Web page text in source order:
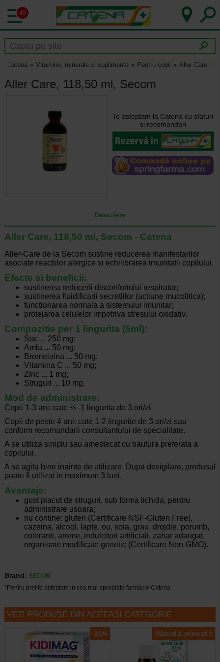
40
Catena Vitamine, minerale si suplimente Pentru copii Aller Care,
Aller Care, 118,50 ml, Secom
Te asteptam la Catena cu sfaturi
si recomandari
Descriere
Aller Care, 118,50 ml, Secom - Catena
Aller-Care de la Secom sustine reducerea manifestarilor
asociate reactiilor alergice si echilibrarea imunitatii copilului.
Efecte si beneficii:
sustinerea reducerii disconfortului respirator;
sustinerea fluidificarii secretiilor (actiune mucolitica);
functionarea normala a sistemului imunitar;
protejarea celulelor impotriva stresului oxidativ.
Compozitie per 1 lingurita (5ml):
Soc ... 250 mg;
Amla ... 50 mg;
Bromelaina ... 50 mg;
Vitamina C ... 50 mg;
Zinc ... 1 mg;
Struguri ... 10 mg.
Mod de administrare:
Copii 1-3 ani: cate ½ -1 lingurita de 3 ori/zi,
Copii de peste 4 ani: cate 1-2 lingurite de 3 ori/zi sau
conform recomandarii consultantului de specialitate.
A se utiliza simplu sau amestecat cu bautura preferata a
copilului.
A se agita bine inainte de utilizare. Dupa desigilare, produsul
poate fi utilizat in maximum 3 luni.
Avantaje:
gust placut de struguri, sub forma lichida, pentru
administrare usoara;
nu contine: gluten (Certificare NSF-Gluten Free),
cazeina, alcool, lapte, ou, soia, grau, drojdie, porumb,
coloranti, arome, indulcitori artificiali, zahar adaugat,
organisme modificate genetic (Certificare Non-GMO).
Brand: SECOM
*Pentru pret te asteptam in cea mai apropiata farmacie Catena
VEZI PRODUSE DIN ACEEASI CATEGORIE
-25% Plătești 2, primești 3